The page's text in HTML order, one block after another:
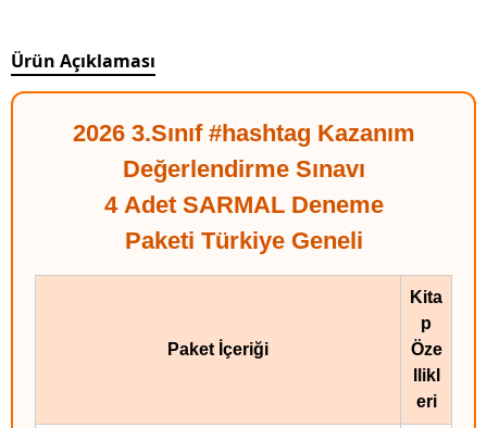
Ürün Açıklaması
2026 3.Sınıf #hashtag Kazanım
Değerlendirme Sınavı
4 Adet SARMAL Deneme
Paketi Türkiye Geneli
Paket İçeriği
Kita
p
Öze
llikl
eri